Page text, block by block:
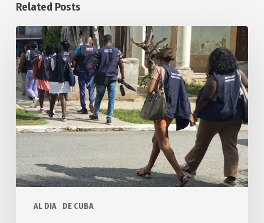
Related Posts
AL DIA DE CUBA
Aplican
sanciones
por
precios
abusivos
en
varias
provincias
cubanas